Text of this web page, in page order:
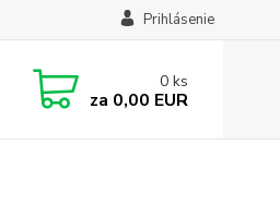
Prihlásenie
0 ks
za 0,00 EUR